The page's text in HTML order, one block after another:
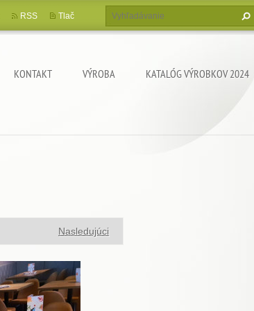
KONTAKT VÝROBA KATALÓG VÝROBKOV 2024
RSS Tlač
Nasledujúci